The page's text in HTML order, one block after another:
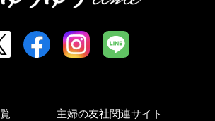
主婦の友社関連サイト